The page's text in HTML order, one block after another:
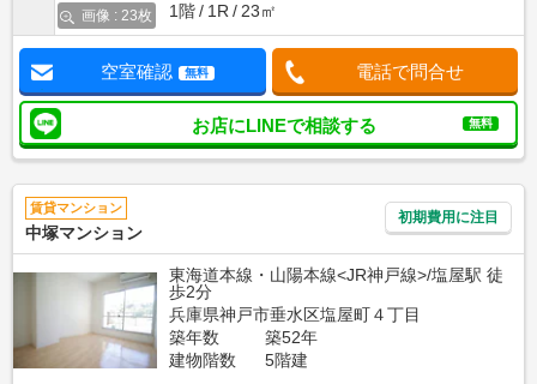
画像 : 23枚
1階
1R 23㎡
空室確認 無料 電話で問合せ
お店にLINEで相談する 無料
賃貸マンション
中塚マンション
初期費用に注目
東海道本線・山陽本線<JR神戸線>/塩屋駅 徒
歩2分
兵庫県神戸市垂水区塩屋町４丁目
築年数
築52年
建物階数
5階建